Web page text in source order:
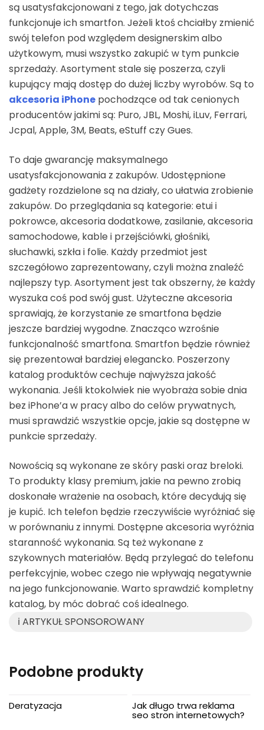
są usatysfakcjonowani z tego, jak dotychczas
funkcjonuje ich smartfon. Jeżeli ktoś chciałby zmienić
swój telefon pod względem designerskim albo
użytkowym, musi wszystko zakupić w tym punkcie
sprzedaży. Asortyment stale się poszerza, czyli
kupujący mają dostęp do dużej liczby wyrobów. Są to
akcesoria iPhone pochodzące od tak cenionych
producentów jakimi są: Puro, JBL, Moshi, iLuv, Ferrari,
Jcpal, Apple, 3M, Beats, eStuff czy Gues.
To daje gwarancję maksymalnego
usatysfakcjonowania z zakupów. Udostępnione
gadżety rozdzielone są na działy, co ułatwia zrobienie
zakupów. Do przeglądania są kategorie: etui i
pokrowce, akcesoria dodatkowe, zasilanie, akcesoria
samochodowe, kable i przejściówki, głośniki,
słuchawki, szkła i folie. Każdy przedmiot jest
szczegółowo zaprezentowany, czyli można znaleźć
najlepszy typ. Asortyment jest tak obszerny, że każdy
wyszuka coś pod swój gust. Użyteczne akcesoria
sprawiają, że korzystanie ze smartfona będzie
jeszcze bardziej wygodne. Znacząco wzrośnie
funkcjonalność smartfona. Smartfon będzie również
się prezentował bardziej elegancko. Poszerzony
katalog produktów cechuje najwyższa jakość
wykonania. Jeśli ktokolwiek nie wyobraża sobie dnia
bez iPhone’a w pracy albo do celów prywatnych,
musi sprawdzić wszystkie opcje, jakie są dostępne w
punkcie sprzedaży.
Nowością są wykonane ze skóry paski oraz breloki.
To produkty klasy premium, jakie na pewno zrobią
doskonałe wrażenie na osobach, które decydują się
je kupić. Ich telefon będzie rzeczywiście wyróżniać się
w porównaniu z innymi. Dostępne akcesoria wyróżnia
staranność wykonania. Są też wykonane z
szykownych materiałów. Będą przylegać do telefonu
perfekcyjnie, wobec czego nie wpływają negatywnie
na jego funkcjonowanie. Warto sprawdzić kompletny
katalog, by móc dobrać coś idealnego.
ℹ️ ARTYKUŁ SPONSOROWANY
Podobne produkty
Deratyzacja Jak długo trwa reklama
seo stron internetowych?